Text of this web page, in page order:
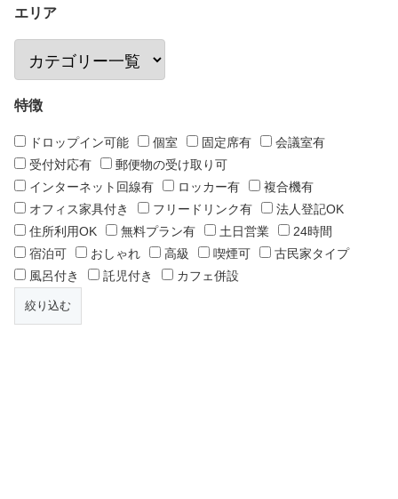
エリア
特徴
ドロップイン可能 個室 固定席有
会議室有
受付対応有
郵便物の受け取り可
インターネット回線有
ロッカー有
複合機有
オフィス家具付き
フリードリンク有
法人登記OK
住所利用OK
無料プラン有 土日営業
24時間
宿泊可
おしゃれ 高級 喫煙可
古民家タイプ
風呂付き
託児付き カフェ併設